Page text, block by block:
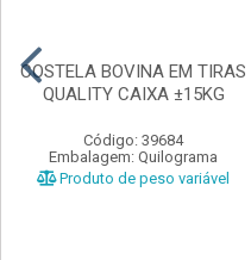
COSTELA BOVINA EM TIRAS
QUALITY CAIXA ±15KG
Código: 39684
Embalagem: Quilograma
Produto de peso variável